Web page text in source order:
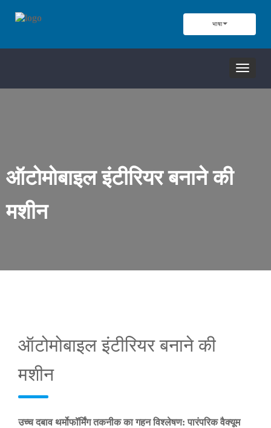
भाषा
ऑटोमोबाइल इंटीरियर बनाने की
मशीन
ऑटोमोबाइल इंटीरियर बनाने की
मशीन
उच्च दबाव थर्मोफॉर्मिंग तकनीक का गहन विश्लेषण: पारंपरिक वैक्यूम